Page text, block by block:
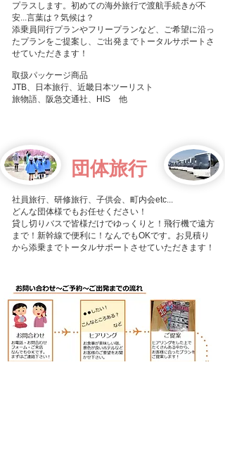
プラスします。初めての海外旅行で渡航手続きが不
安...言葉は？気候は？
​添乗員同行プランやフリープランなど、ご希望に沿っ
たプランをご提案し、ご出発までトータルサポートさ
せていただきます！​
​取扱パッケージ商品
JTB、日本旅行、近畿日本ツーリスト
旅物語、阪急交通社、HIS 他
​団体旅行
​​社員旅行、研修旅行、子供会、町内会etc...
どんな団体様でもお任せください！
​貸し切りバスで皆様だけでゆっくりと！飛行機で遠方
まで！新幹線で便利に！なんでもOKです。​お見積り
から添乗までトータルサポートさせていただきます！